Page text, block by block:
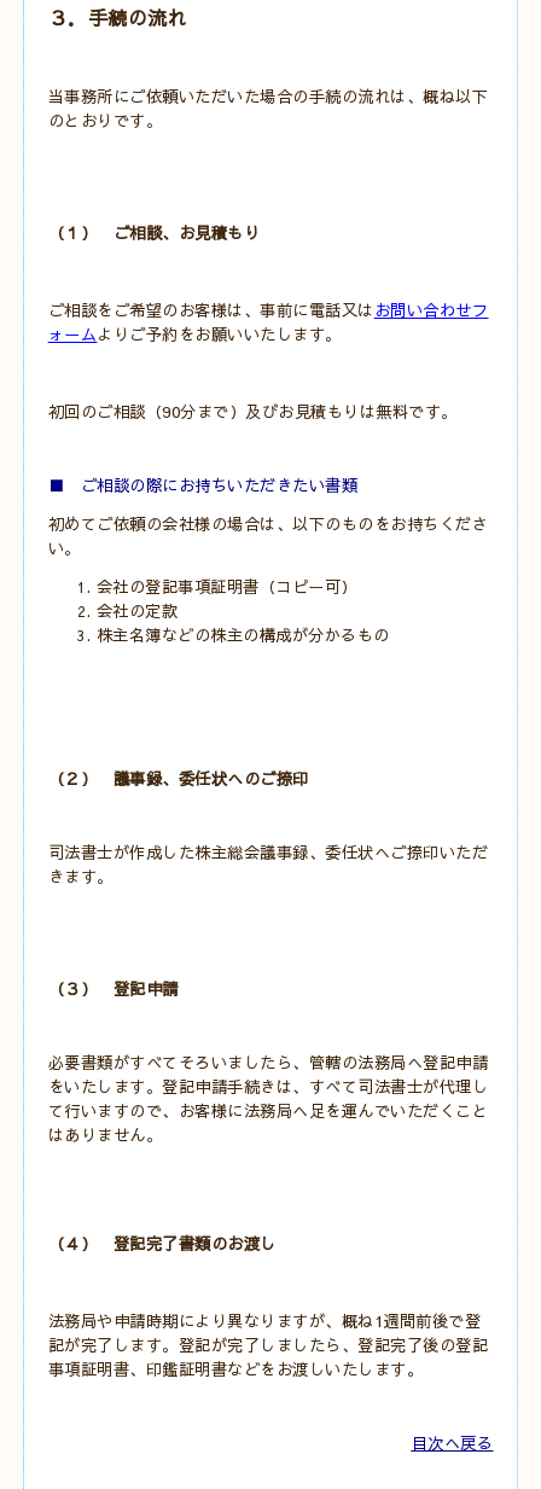
３．手続の流れ
当事務所にご依頼いただいた場合の手続の流れは、概ね以下
のとおりです。
（１） ご相談、お見積もり
ご相談をご希望のお客様は、事前に電話又は お問い合わせフ
ォームよりご予約をお願いいたします。
初回のご相談（90分まで）及びお見積もりは無料です。
■ ご相談の際にお持ちいただきたい書類
初めてご依頼の会社様の場合は、以下のものをお持ちくださ
い。
会社の登記事項証明書（コピー可）
会社の定款
株主名簿などの株主の構成が分かるもの
（２） 議事録、委任状へのご捺印
司法書士が作成した株主総会議事録、委任状へご捺印いただ
きます。
（３） 登記申請
必要書類がすべてそろいましたら、管轄の法務局へ登記申請
をいたします。登記申請手続きは、すべて司法書士が代理し
て行いますので、お客様に法務局へ足を運んでいただくこと
はありません。
（４） 登記完了書類のお渡し
法務局や申請時期により異なりますが、概ね1週間前後で登
記が完了します。 登記が完了しましたら、登記完了後の登記
事項証明書、印鑑証明書などをお渡しいたします。
目次へ戻る